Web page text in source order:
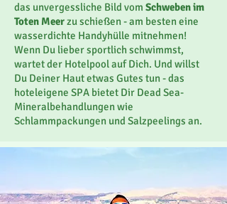
das unvergessliche Bild vom Schweben im
Toten Meerzu schießen - am besten eine
wasserdichte Handyhülle mitnehmen!
Wenn Du lieber sportlich schwimmst,
wartet der Hotelpool auf Dich. Und willst
Du Deiner Haut etwas Gutes tun - das
hoteleigene SPA bietet Dir Dead Sea-
Mineralbehandlungen wie
Schlammpackungen und Salzpeelings an.